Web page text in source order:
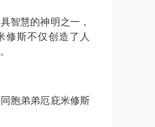
智慧的神明之一，
修斯不仅创造了人
胞弟弟厄庇米修斯